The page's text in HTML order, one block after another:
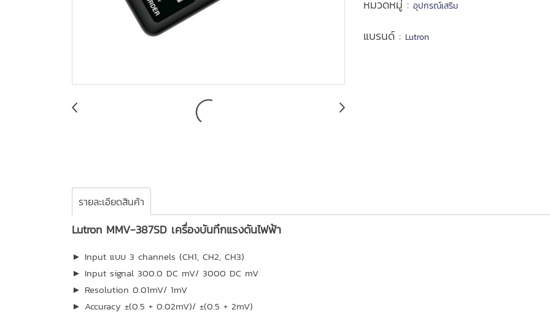
หมวดหมู่ : อุปกรณ์เสริม
แบรนด์ : Lutron
รายละเอียดสินค้า
Lutron MMV-387SD เครื่องบันทึกแรงดันไฟฟ้า
► Input แบบ 3 channels (CH1, CH2, CH3)
► Input signal 300.0 DC mV/ 3000 DC mV
► Resolution 0.01mV/ 1mV
► Accuracy ±(0.5 + 0.02mV)/ ±(0.5 + 2mV)